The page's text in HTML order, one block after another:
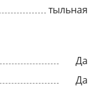
тыльная
Да
Да